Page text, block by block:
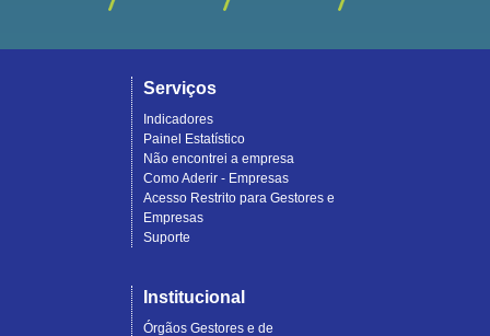
Serviços
Indicadores
Painel Estatístico
Não encontrei a empresa
Como Aderir - Empresas
Acesso Restrito para Gestores e
Empresas
Suporte
Institucional
Órgãos Gestores e de